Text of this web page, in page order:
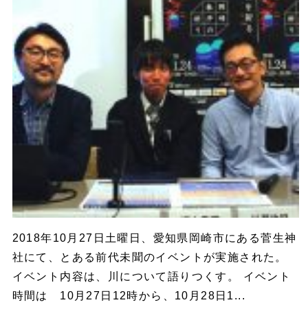
2018年10月27日土曜日、愛知県岡崎市にある菅生神
社にて、とある前代未聞のイベントが実施された。
イベント内容は、川について語りつくす。 イベント
時間は 10月27日12時から、10月28日1...